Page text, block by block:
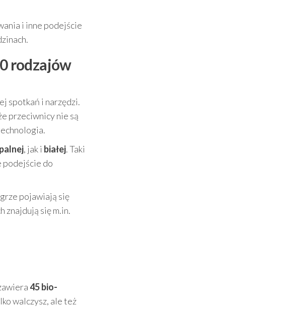
i inne podejście
rodzajów
spotkań i narzędzi.
przeciwnicy nie są
palnej, jak i białej. Taki
podejście do
pojawiają się
znajdują się m.in.
45 bio-
walczysz, ale też